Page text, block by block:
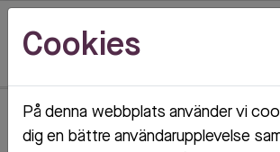
Hem Torshamnsgatan 83
Cookies
På denna webbplats använder vi
dig en bättre användarupplevelse